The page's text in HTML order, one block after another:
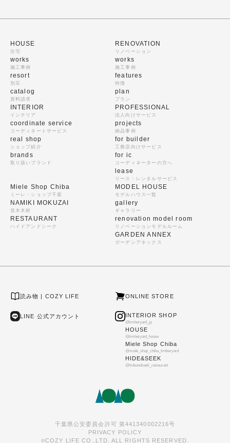
HOUSE
住宅
works
施工事例
resort
別荘
catalog
資料請求
RENOVATION
リノベーション
works
施工事例
features
特徴
plan
プラン
INTERIOR
インテリア
coordinate service
コーディネートサービス
real shop
ショップ紹介
brands
取り扱いブランド
PROFESSIONAL
法人向けサービス
projects
納品事例
for builder
工務店向けサービス
for ic
コーディネーターの方へ
lease
リース・レンタルサービス
Miele Shop Chiba
ミーレ・ショップ千葉
NAMIKI MOKUZAI
並木木材
RESTAURANT
ハイドアンドシーク
MODEL HOUSE
モデルハウス一覧
gallery
ギャラリー
renovation model room
リノベーションモデルルーム
GARDEN ANNEX
ガーデンアネックス
読み物 | COZY LIFE ONLINE STORE
LINE 公式アカウント INTERIOR SHOP
@timberyard_jp
HOUSE
@timberyard_house
Miele Shop Chiba
@miele_shop_chiba_timberyard
HIDE&SEEK
@hideandseek_restaurant
千葉県公安委員会許可 第441340002216号
©COZY LIFE CO.,LTD. ALL RIGHTS RESERVED.
PRIVACY POLICY